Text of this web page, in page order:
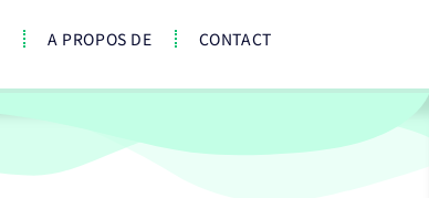
A PROPOS DE CONTACT